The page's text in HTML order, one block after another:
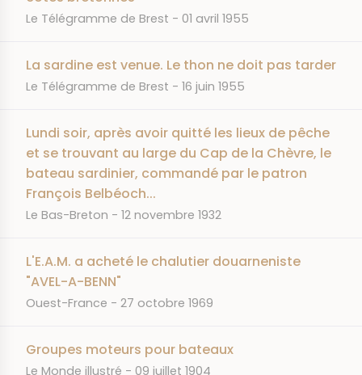
JOURNAL
Le Télégramme de Brest DATE
01 avril 1955
La sardine est venue. Le thon ne doit pas tarder
JOURNAL
Le Télégramme de Brest DATE
16 juin 1955
Lundi soir, après avoir quitté les lieux de pêche
et se trouvant au large du Cap de la Chèvre, le
bateau sardinier, commandé par le patron
François Belbéoch...
JOURNAL
Le Bas-Breton DATE
12 novembre 1932
L'E.A.M. a acheté le chalutier douarneniste
"AVEL-A-BENN"
JOURNAL
Ouest-France DATE
27 octobre 1969
Groupes moteurs pour bateaux
JOURNAL
Le Monde illustré DATE
09 juillet 1904